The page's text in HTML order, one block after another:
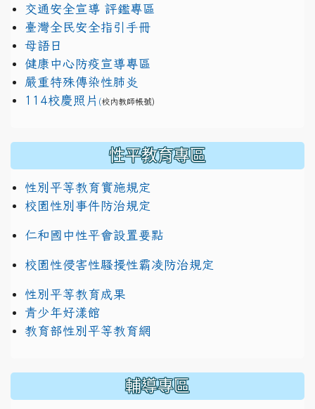
交通安全宣導 評鑑專區
臺灣全民安全指引手冊
母語日
健康中心防疫宣導專區
嚴重特殊傳染性肺炎
114校慶照片 (校內教師帳號)
性平教育專區
性別平等教育實施規定
校園性別事件防治規定
仁和國中性平會設置要點
校園性侵害性騷擾性霸凌防治規定
性別平等教育成果
青少年好漾館
教育部性別平等教育網
輔導專區